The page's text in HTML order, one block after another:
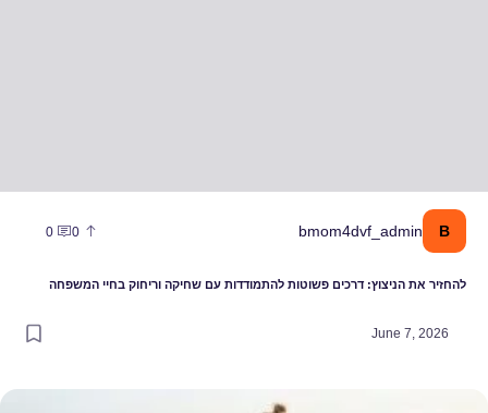
B
bmom4dvf_admin
0
0
להחזיר את הניצוץ: דרכים פשוטות להתמודדות עם שחיקה וריחוק בחיי המשפחה
June 7, 2026
הפריט שמשנה את חוקי המשחק בחוף: איך לבחור את בגד הים שיתמוך בך